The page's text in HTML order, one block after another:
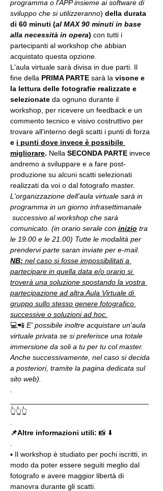
programma o l'APP insieme ai software di
sviluppo che si utilizzeranno) della durata
di 60 minuti (al MAX 90 minuti in base
alla necessità in opera) con tutti i
partecipanti al workshop che abbian
acquistato questa opzione.
L'aula virtuale sarà divisa in due parti. Il
fine della PRIMA PARTE sarà la visone e
la lettura delle fotografie realizzate e
selezionate da ognuno durante il
workshop, per ricevere un feedback e un
commento tecnico e visivo costruttivo per
trovare all'interno degli scatti i punti di forza
e i punti dove invece è possibile
migliorare. Nella SECONDA PARTE invece
andremo a sviluppare e a fare post-
produzione su alcuni scatti selezionati
realizzati da voi o dal fotografo master.
L'organizzazione dell'aula virtuale sarà in
programma in un giorno infrasettimanale
successivo al workshop che sarà
comunicato. (in orario serale con inizio tra
le 19.00 e le 21.00) Tutte le modalità per
prendervi parte saran inviate per e-mail.
NB: nel caso si fosse impossibilitati a
partecipare in quella data e/o orario si
troverà una soluzione spostando la vostra
partecipazione ad altra Aula Virtuale di
gruppo sullo stesso genere fotografico
successive o soluzioni ad hoc.
💻📲 E' possibile inoltre acquistare un'aula
virtuale privata se si preferisce una totale
immersione da soli a tu per tu col master.
Anche successivamente, nel caso si decida
a posteriori, tramite la pagina dedicata sul
sito web).
👆👆👆
📌Altre informazioni utili: 📸 ⬇️
▪️ Il workshop è studiato per pochi iscritti, in
modo da poter essere seguiti meglio dal
fotografo e avere maggior libertà di
manovra durante gli scatti.